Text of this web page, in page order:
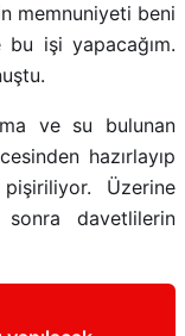
memnuniyeti beni
işi yapacağım.
ve su bulunan
hazırlayıp
Üzerine
davetlilerin